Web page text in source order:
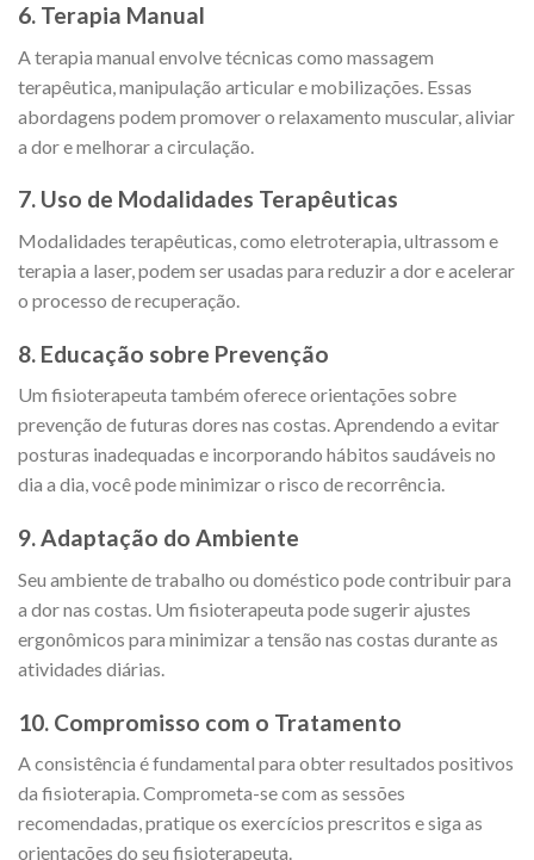
6. Terapia Manual
A terapia manual envolve técnicas como massagem
terapêutica, manipulação articular e mobilizações. Essas
abordagens podem promover o relaxamento muscular, aliviar
a dor e melhorar a circulação.
7. Uso de Modalidades Terapêuticas
Modalidades terapêuticas, como eletroterapia, ultrassom e
terapia a laser, podem ser usadas para reduzir a dor e acelerar
o processo de recuperação.
8. Educação sobre Prevenção
Um fisioterapeuta também oferece orientações sobre
prevenção de futuras dores nas costas. Aprendendo a evitar
posturas inadequadas e incorporando hábitos saudáveis no
dia a dia, você pode minimizar o risco de recorrência.
9. Adaptação do Ambiente
Seu ambiente de trabalho ou doméstico pode contribuir para
a dor nas costas. Um fisioterapeuta pode sugerir ajustes
ergonômicos para minimizar a tensão nas costas durante as
atividades diárias.
10. Compromisso com o Tratamento
A consistência é fundamental para obter resultados positivos
da fisioterapia. Comprometa-se com as sessões
recomendadas, pratique os exercícios prescritos e siga as
orientações do seu fisioterapeuta.